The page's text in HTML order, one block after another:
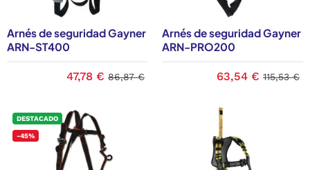
Arnés de seguridad Gayner
ARN-ST400
47,78 € 86,87 €
Arnés de seguridad Gayner
ARN-PRO200
63,54 € 115,53 €
DESTACADO
-45%